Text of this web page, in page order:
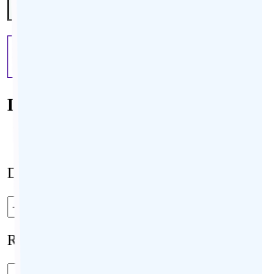
Do you know the dates of Stay?
Departure
Return